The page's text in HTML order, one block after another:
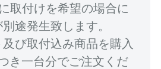
取付けを希望の場合に
途発生致します。
び取付込み商品を購入
き一台分でご注文くだ